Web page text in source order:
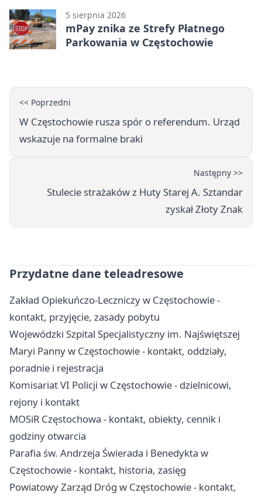
5 sierpnia 2026
mPay znika ze Strefy Płatnego
Parkowania w Częstochowie
<< Poprzedni
W Częstochowie rusza spór o referendum. Urząd
wskazuje na formalne braki
Następny >>
Stulecie strażaków z Huty Starej A. Sztandar
zyskał Złoty Znak
Przydatne dane teleadresowe
Zakład Opiekuńczo-Leczniczy w Częstochowie -
kontakt, przyjęcie, zasady pobytu
Wojewódzki Szpital Specjalistyczny im. Najświętszej
Maryi Panny w Częstochowie - kontakt, oddziały,
poradnie i rejestracja
Komisariat VI Policji w Częstochowie - dzielnicowi,
rejony i kontakt
MOSiR Częstochowa - kontakt, obiekty, cennik i
godziny otwarcia
Parafia św. Andrzeja Świerada i Benedykta w
Częstochowie - kontakt, historia, zasięg
Powiatowy Zarząd Dróg w Częstochowie - kontakt,